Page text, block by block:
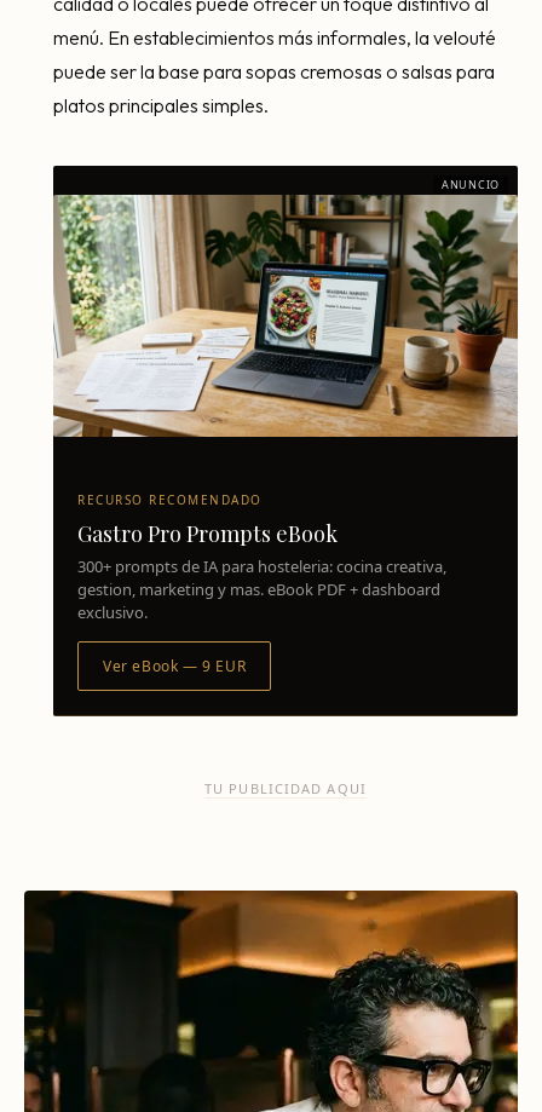
menú. En establecimientos más informales, la velouté
puede ser la base para sopas cremosas o salsas para
platos principales simples.
ANUNCIO
RECURSO RECOMENDADO
Gastro Pro Prompts eBook
300+ prompts de IA para hosteleria: cocina creativa,
gestion, marketing y mas. eBook PDF + dashboard
exclusivo.
Ver eBook — 9 EUR
TU PUBLICIDAD AQUI